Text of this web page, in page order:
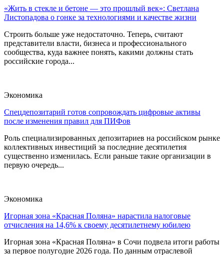
«Жить в стекле и бетоне — это прошлый век»: Светлана
Листопадова о гонке за технологиями и качестве жизни
Строить больше уже недостаточно. Теперь, считают
представители власти, бизнеса и профессионального
сообщества, куда важнее понять, какими должны стать
российские города...
Экономика
Спецдепозитарий готов сопровождать цифровые активы
после изменения правил для ПИФов
Роль специализированных депозитариев на российском рынке
коллективных инвестиций за последние десятилетия
существенно изменилась. Если раньше такие организации в
первую очередь...
Экономика
Игорная зона «Красная Поляна» нарастила налоговые
отчисления на 14,6% к своему десятилетнему юбилею
Игорная зона «Красная Поляна» в Сочи подвела итоги работы
за первое полугодие 2026 года. По данным отраслевой